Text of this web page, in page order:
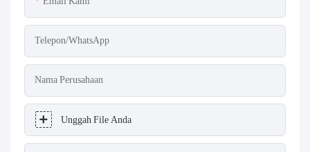
Telepon/WhatsApp
Nama Perusahaan
Unggah File Anda